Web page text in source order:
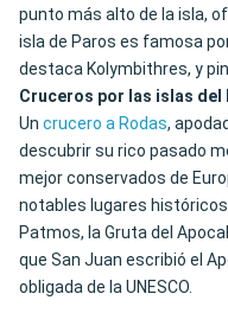
punto más alto de la isla,
isla de Paros es famosa
destaca Kolymbithres, y
Cruceros por las islas del
Un crucero a Rodas,
descubrir su rico pasado
mejor conservados de
notables lugares
Patmos, la Gruta del
que San Juan escribió el
obligada de la UNESCO.